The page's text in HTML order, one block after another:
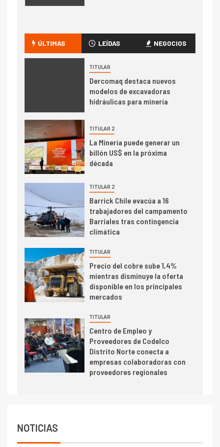
camión 100% eléctrico para
transportar cátodos al Puerto
Producción minera en mayo de
3
PIB minero impacta el
crecimiento regional: Banco
trimestre
I+D
Informe bimensual de
Cochilco: precio del cobre
alcanza máximos por escasez
5 I+D
Estudio revela cómo el precio
del cobre y educación superior
se relacionan en zonas
mineras
6 I+D
BHP proyecta producción de
cobre cercana a 2 millones de
toneladas tras récord en
Escondida
ÚLTIMAS LEÍDAS NEGOCIOS
TITULAR
Dercomaq destaca nuevos
modelos de excavadoras
hidráulicas para minería
TITULAR 2
La Minería puede generar un
billón US$ en la próxima
década
TITULAR 2
Barrick Chile evacúa a 16
trabajadores del campamento
Barriales tras contingencia
climática
TITULAR
Precio del cobre sube 1,4%
mientras disminuye la oferta
disponible en los principales
mercados
TITULAR
Centro de Empleo y
Proveedores de Codelco
Distrito Norte conecta a
empresas colaboradoras con
proveedores regionales
NOTICIAS